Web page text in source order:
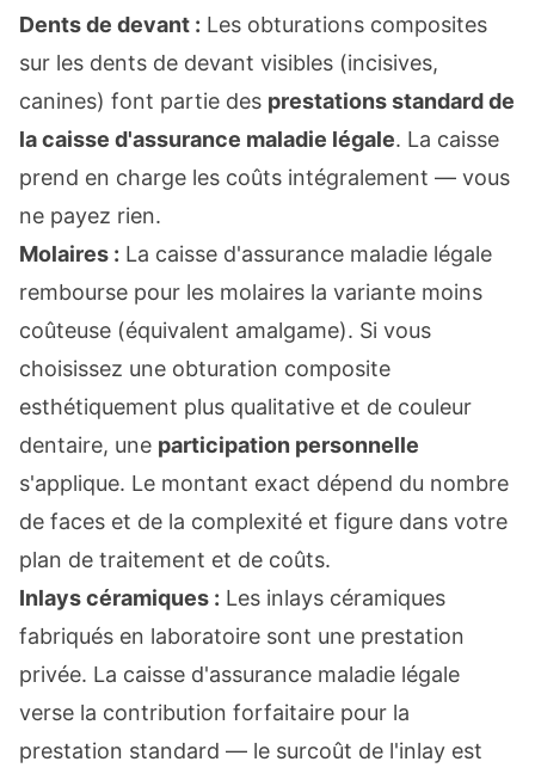
Dents de devant : Les obturations composites
sur les dents de devant visibles (incisives,
canines) font partie des prestations standard de
la caisse d'assurance maladie légale. La caisse
prend en charge les coûts intégralement — vous
ne payez rien.
Molaires : La caisse d'assurance maladie légale
rembourse pour les molaires la variante moins
coûteuse (équivalent amalgame). Si vous
choisissez une obturation composite
esthétiquement plus qualitative et de couleur
dentaire, une participation personnelle
s'applique. Le montant exact dépend du nombre
de faces et de la complexité et figure dans votre
plan de traitement et de coûts.
Inlays céramiques : Les inlays céramiques
fabriqués en laboratoire sont une prestation
privée. La caisse d'assurance maladie légale
verse la contribution forfaitaire pour la
prestation standard — le surcoût de l'inlay est